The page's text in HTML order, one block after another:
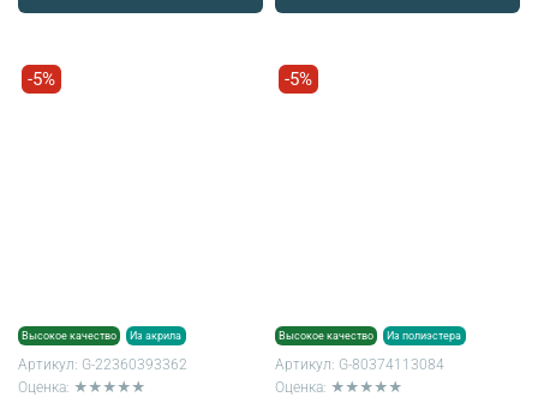
-5%
Высокое качество Из акрила
Артикул: G-22360393362
Оценка: ★★★★★
-5%
Высокое качество Из полиэстера
Артикул: G-80374113084
Оценка: ★★★★★